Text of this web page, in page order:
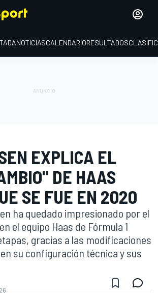
NOTICIASCALENDARIORESULTADOS
EXPLICA EL
DE HAAS
SE FUE EN 2020
ha quedado impresionado por el
el equipo Haas de Fórmula 1
gracias a las modificaciones
su configuración técnica y sus